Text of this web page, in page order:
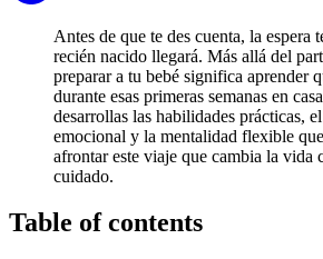
Antes de que te des cuenta, la espera
recién nacido llegará. Más allá del
preparar a tu bebé significa aprender
durante esas primeras semanas en
desarrollas las habilidades prácticas,
emocional y la mentalidad flexible
afrontar este viaje que cambia la vida
cuidado.
Table of contents